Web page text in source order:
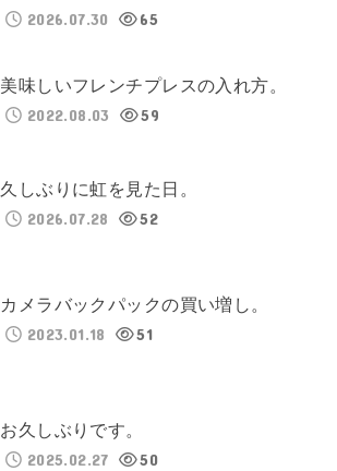
2026.07.30
65
美味しいフレンチプレスの入れ方。
2022.08.03
59
久しぶりに虹を見た日。
2026.07.28
52
カメラバックパックの買い増し。
2023.01.18
51
お久しぶりです。
2025.02.27
50